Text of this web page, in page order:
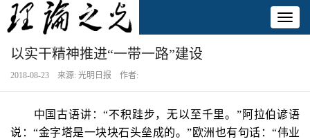
以实干精神推进“一带一路”建设
2018-08-23 来源: 光明日报 作者:
中国古语讲：“不积跬步，无以至千里。”阿拉伯谚语
说：“金字塔是一块块石头垒成的。”欧洲也有句话：“伟业